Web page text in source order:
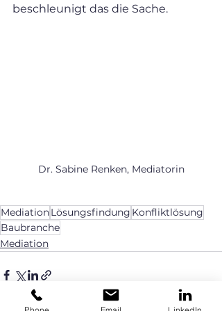
beschleunigt das die Sache.
Dr. Sabine Renken, Mediatorin
MediationLösungsfindung Konfliktlösung
Baubranche
Mediation